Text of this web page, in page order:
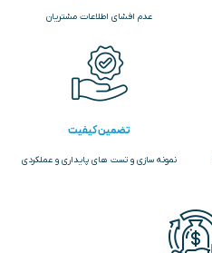
عدم افشای اطلاعات مشتریان
تضمین کیفیت
نمونه سازی و تست های پایداری و عملکردی